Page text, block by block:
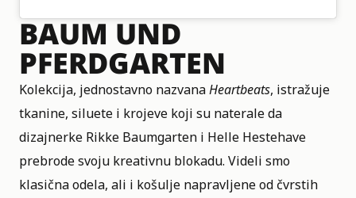
BAUM UND
PFERDGARTEN
Kolekcija, jednostavno nazvanaHeartbeats, istražuje
tkanine, siluete i krojeve koji su naterale da
dizajnerke Rikke Baumgarten i Helle Hestehave
prebrode svoju kreativnu blokadu. Videli smo
klasična odela, ali i košulje napravljene od čvrstih